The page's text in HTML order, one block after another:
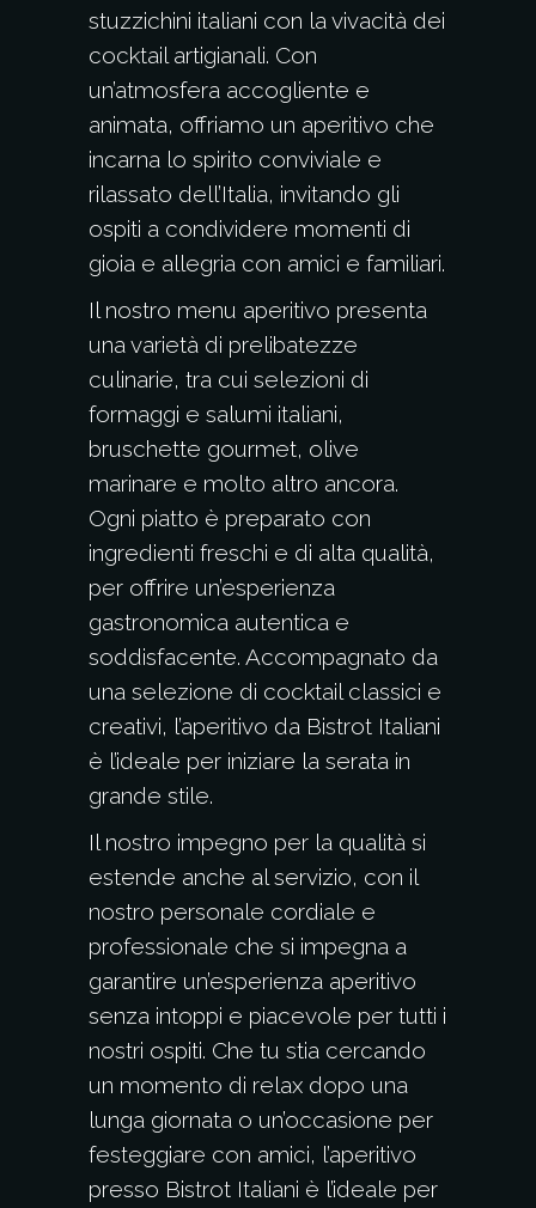
stuzzichini italiani con la vivacità dei
cocktail artigianali. Con
un’atmosfera accogliente e
animata, offriamo un aperitivo che
incarna lo spirito conviviale e
rilassato dell’Italia, invitando gli
ospiti a condividere momenti di
gioia e allegria con amici e familiari.
Il nostro menu aperitivo presenta
una varietà di prelibatezze
culinarie, tra cui selezioni di
formaggi e salumi italiani,
bruschette gourmet, olive
marinare e molto altro ancora.
Ogni piatto è preparato con
ingredienti freschi e di alta qualità,
per offrire un’esperienza
gastronomica autentica e
soddisfacente. Accompagnato da
una selezione di cocktail classici e
creativi, l’aperitivo da Bistrot Italiani
è l’ideale per iniziare la serata in
grande stile.
Il nostro impegno per la qualità si
estende anche al servizio, con il
nostro personale cordiale e
professionale che si impegna a
garantire un’esperienza aperitivo
senza intoppi e piacevole per tutti i
nostri ospiti. Che tu stia cercando
un momento di relax dopo una
lunga giornata o un’occasione per
festeggiare con amici, l’aperitivo
presso Bistrot Italiani è l’ideale per